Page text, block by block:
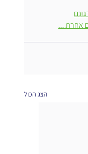
אחרת ...
הצג הכול